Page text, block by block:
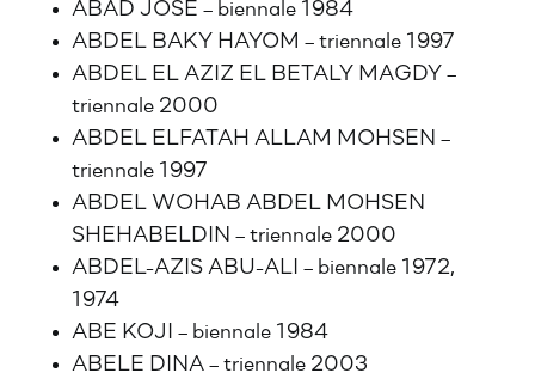
ABAD JOSE – biennale 1984
ABDEL BAKY HAYOM – triennale 1997
ABDEL EL AZIZ EL BETALY MAGDY –
triennale 2000
ABDEL ELFATAH ALLAM MOHSEN –
triennale 1997
ABDEL WOHAB ABDEL MOHSEN
SHEHABELDIN – triennale 2000
ABDEL-AZIS ABU-ALI – biennale 1972,
1974
ABE KOJI – biennale 1984
ABELE DINA – triennale 2003